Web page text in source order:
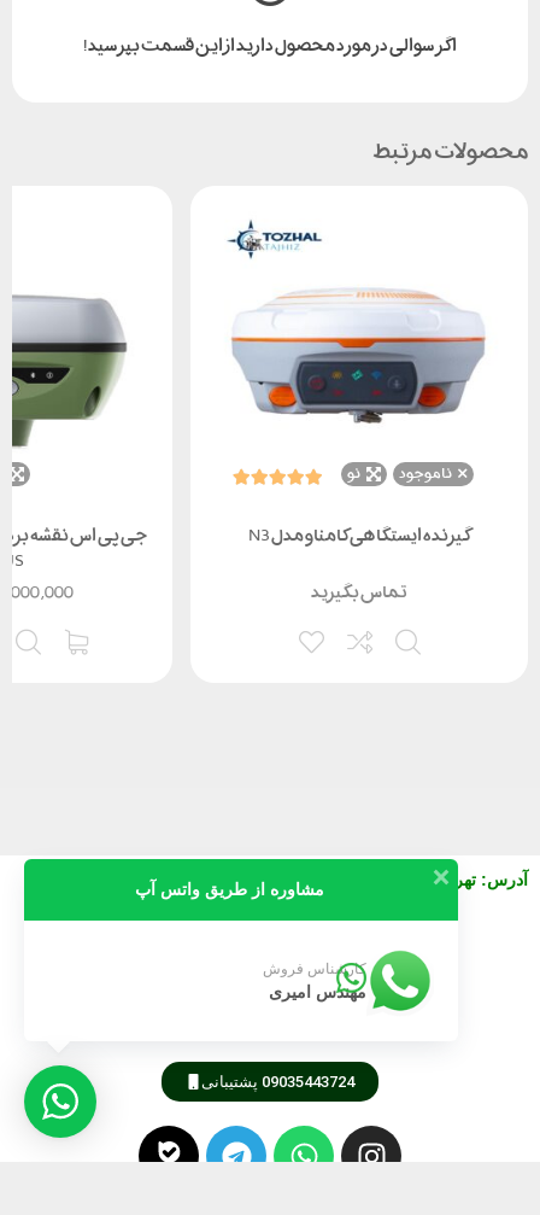
اگر سوالی در مورد محصول دارید از این قسمت بپرسید!
محصولات مرتبط
ناموجود نو
گیرنده ایستگاهی کامناو مدل N3
تماس بگیرید
آدرس: تهران خیابان نصرت شرقی بعد از جمالزاده پلاک 130 واحد3
09035443724 پشتیبانی
مشاوره از طریق واتس آپ
کارشناس فروش
مهندس امیری